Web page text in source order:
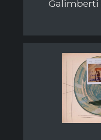
Galimberti